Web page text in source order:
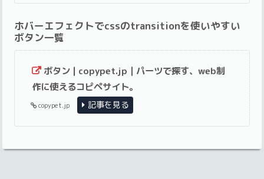
ホバーエフェクトでcssのtransitionを使いやすい
ボタン一覧
ボタン | copypet.jp｜パーツで探す、web制
作に使えるコピペサイト。
copypet.jp 記事を見る